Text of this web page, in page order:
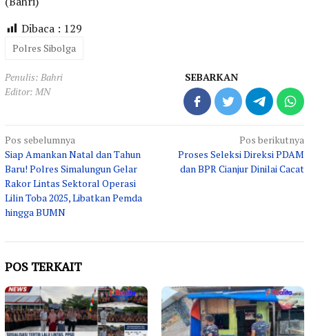
Dibaca : 129
Polres Sibolga
Penulis: Bahri
Editor: MN
SEBARKAN
Navigasi
pos
Pos sebelumnya
Siap Amankan Natal dan Tahun
Baru! Polres Simalungun Gelar
Rakor Lintas Sektoral Operasi
Lilin Toba 2025, Libatkan Pemda
hingga BUMN
Pos berikutnya
Proses Seleksi Direksi PDAM
dan BPR Cianjur Dinilai Cacat
POS TERKAIT